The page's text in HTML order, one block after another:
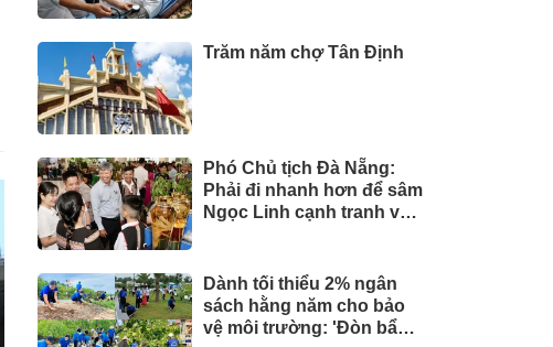
Trăm năm chợ Tân Định
Phó Chủ tịch Đà Nẵng:
Phải đi nhanh hơn để sâm
Ngọc Linh cạnh tranh với
Dành tối thiểu 2% ngân
sách hằng năm cho bảo
vệ môi trường: 'Đòn bẩy'